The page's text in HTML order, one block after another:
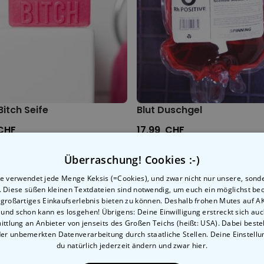
leichter fühlen
Seife
Blut Duschgel
17,99 CHF
Verwandte Kategorie
zu unseren anderen Kategorien mit ungewöhnlichen
Überraschung! Cookies :-)
verwendet jede Menge Keksis (=Cookies), und zwar nicht nur unsere,
süßen kleinen Textdateien sind notwendig, um euch ein möglichst
Einkaufserlebnis bieten zu können. Deshalb frohen Mutes auf
schon kann es losgehen! Übrigens: Deine Einwilligung erstreckt sich
an Anbieter von jenseits des Großen Teichs (heißt: USA). Dabei
unbemerkten Datenverarbeitung durch staatliche Stellen. Deine
du natürlich jederzeit ändern und zwar hier.